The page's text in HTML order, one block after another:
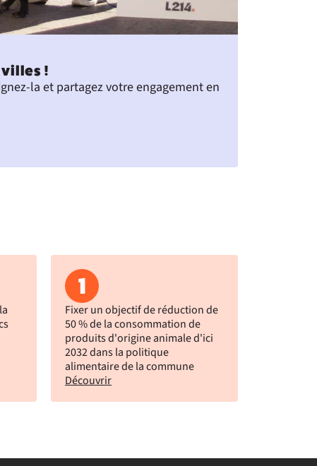
villes !
la et partagez votre engagement en
1
Fixer un objectif de réduction de
50 % de la consommation de
produits d'origine animale d'ici
2032 dans la politique
alimentaire de la commune
Découvrir